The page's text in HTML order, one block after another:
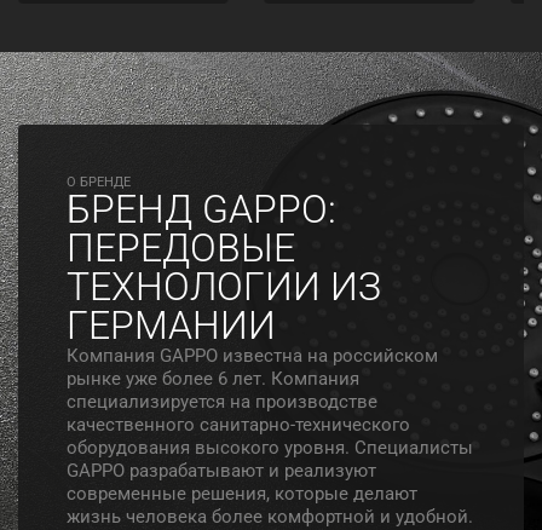
O БРЕНДЕ
БРЕНД GAPPO:
ПЕРЕДОВЫЕ
ТЕХНОЛОГИИ ИЗ
ГЕРМАНИИ
Компания GAPPO известна на российском
рынке уже более 6 лет. Компания
специализируется на производстве
качественного санитарно-технического
оборудования высокого уровня. Специалисты
GAPPO разрабатывают и реализуют
современные решения, которые делают
жизнь человека более комфортной и удобной.